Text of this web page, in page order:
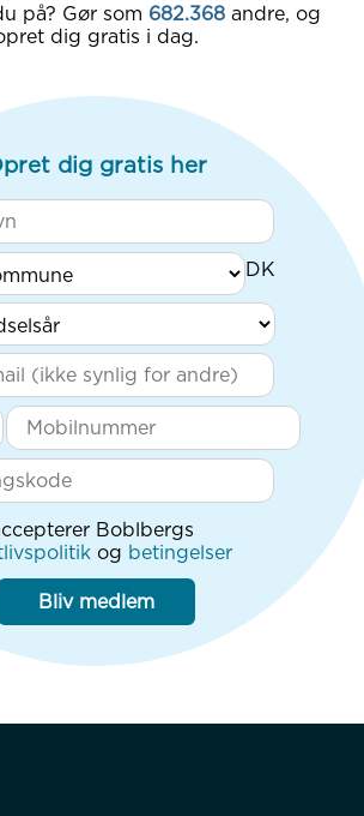
på? Gør som 682.368 andre, og
dig gratis i dag.
dig gratis her
Boblbergs
og betingelser
Bliv medlem